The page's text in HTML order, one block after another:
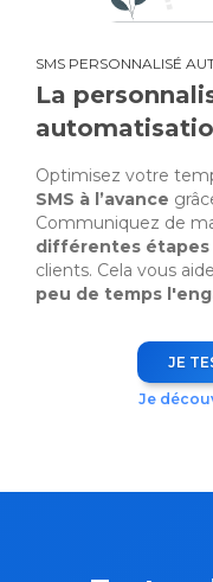
SMS PERSONNALISÉ
La
Optimisez votre
SMS à l’avance
Communiquez de
différentes étapes
clients. Cela vous
peu de temps
JE
Je